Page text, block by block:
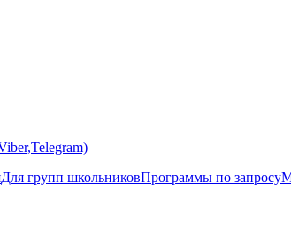
Для групп школьниковПрограммы по запросу